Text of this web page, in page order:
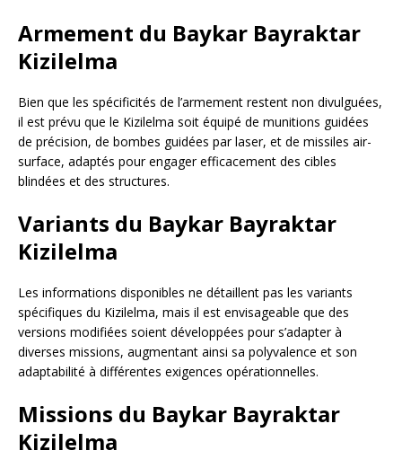
Armement du Baykar Bayraktar
Kizilelma
Bien que les spécificités de l’armement restent non divulguées,
il est prévu que le Kizilelma soit équipé de munitions guidées
de précision, de bombes guidées par laser, et de missiles air-
surface, adaptés pour engager efficacement des cibles
blindées et des structures.
Variants du Baykar Bayraktar
Kizilelma
Les informations disponibles ne détaillent pas les variants
spécifiques du Kizilelma, mais il est envisageable que des
versions modifiées soient développées pour s’adapter à
diverses missions, augmentant ainsi sa polyvalence et son
adaptabilité à différentes exigences opérationnelles.
Missions du Baykar Bayraktar
Kizilelma